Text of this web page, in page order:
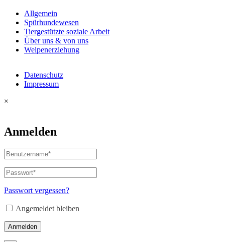
Allgemein
Spürhundewesen
Tiergestützte soziale Arbeit
Über uns & von uns
Welpenerziehung
Datenschutz
Impressum
×
Anmelden
Passwort vergessen?
Angemeldet bleiben
Anmelden